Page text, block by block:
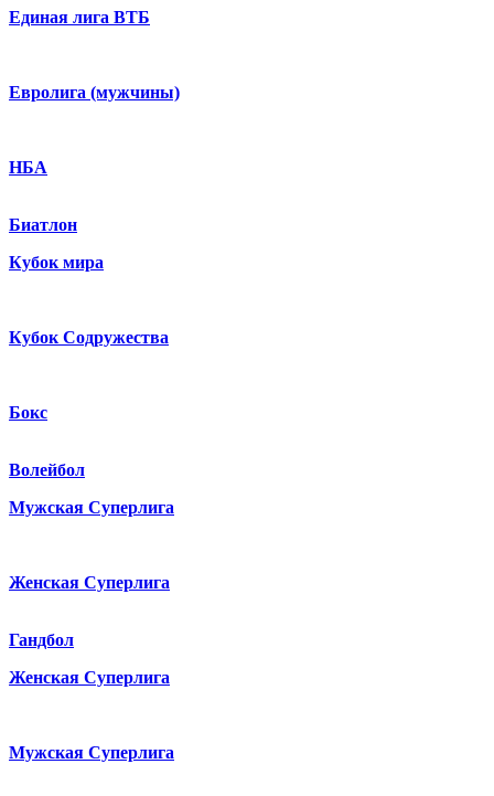
Единая лига ВТБ
Евролига (мужчины)
НБА
Биатлон
Кубок мира
Кубок Содружества
Бокс
Волейбол
Мужская Суперлига
Женская Суперлига
Гандбол
Женская Суперлига
Мужская Суперлига